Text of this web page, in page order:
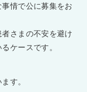
情で公に募集をお
さまの不安を避け
ケースです。
す。